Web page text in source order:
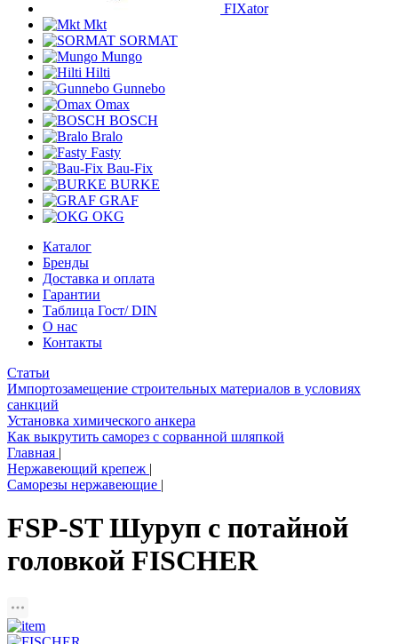
FIXator
Mkt
SORMAT
Mungo
Hilti
Gunnebo
Omax
BOSCH
Bralo
Fasty
Bau-Fix
BURKE
GRAF
OKG
Каталог
Бренды
Доставка и оплата
Гарантии
Таблица Гост/ DIN
О нас
Контакты
Статьи
Импортозамещение строительных материалов в условиях
санкций
Установка химического анкера
Как выкрутить саморез с сорванной шляпкой
Главная |
Нержавеющий крепеж |
Саморезы нержавеющие |
FSP-ST Шуруп с потайной
головкой FISCHER